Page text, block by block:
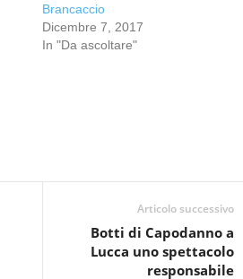
Brancaccio
Dicembre 7, 2017
In "Da ascoltare"
Articolo successivo
Botti di Capodanno a
Lucca uno spettacolo
responsabile